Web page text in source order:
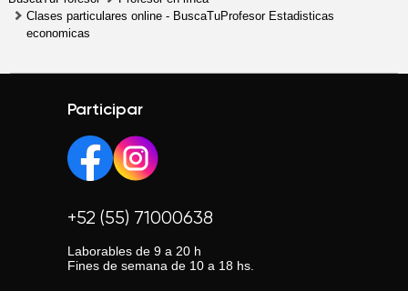
Clases particulares online - BuscaTuProfesor Estadisticas
economicas
Participar
+52 (55) 71000638
Laborables de 9 a 20 h
Fines de semana de 10 a 18 hs.